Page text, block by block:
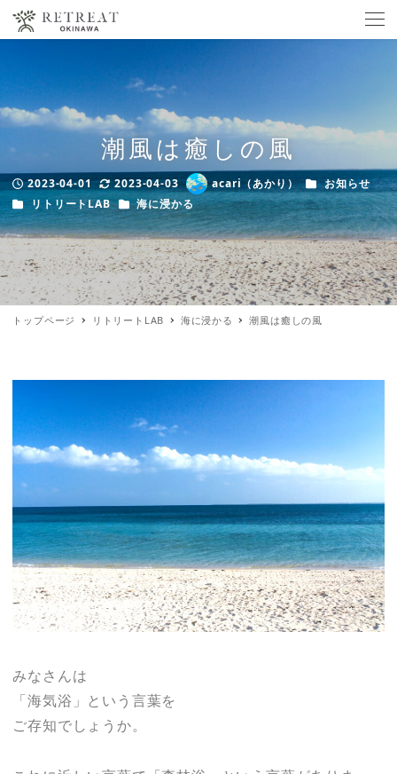
潮風は癒しの風
Published
2023-04-01
Modified
2023-04-03
Author
acari（あかり） カテゴリー
お知らせ
カテゴリー
リトリートLAB カテゴリー
海に浸かる
トップページ リトリートLAB 海に浸かる 潮風は癒しの風
みなさんは
「海気浴」という言葉を
ご存知でしょうか。